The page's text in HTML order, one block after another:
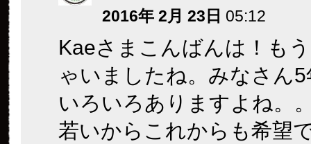
2016年 2月 23日 05:12
Kaeさまこんばんは！も
ゃいましたね。みなさん
いろいろありますよね。
若いからこれからも希望